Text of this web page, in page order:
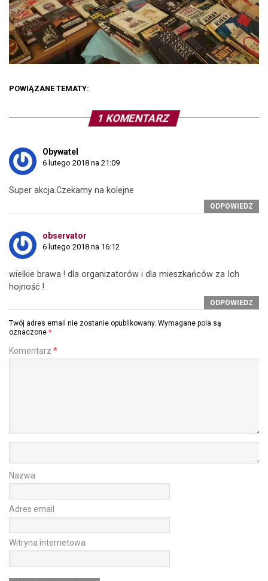
POWIĄZANE TEMATY:
1 KOMENTARZ
Obywatel
6 lutego 2018 na 21:09
Super akcja.Czekamy na kolejne
ODPOWIEDZ
observator
6 lutego 2018 na 16:12
wielkie brawa ! dla organizatorów i dla mieszkańców za Ich
hojność !
ODPOWIEDZ
Twój adres email nie zostanie opublikowany. Wymagane pola są
oznaczone *
Komentarz *
Nazwa
Adres email
Witryna internetowa